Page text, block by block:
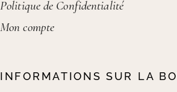
Politique de Confidentialité
Mon compte
INFORMATIONS SUR LA